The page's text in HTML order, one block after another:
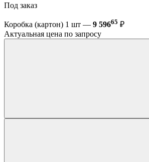
Под заказ
Коробка (картон) 1 шт — 9 59665 ₽
Актуальная цена по запросу